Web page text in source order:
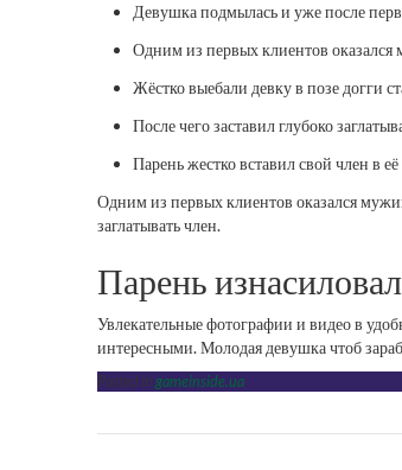
Девушка подмылась и уже после
Одним из первых клиентов оказался
Жёстко выебали девку в позе догги
После чего заставил глубоко
Парень жестко вставил свой член в
Одним из первых клиентов оказался
заглатывать член.
Парень
Увлекательные фотографии и видео в
интересными. Молодая девушка чтоб
Posted in gameinside.ua